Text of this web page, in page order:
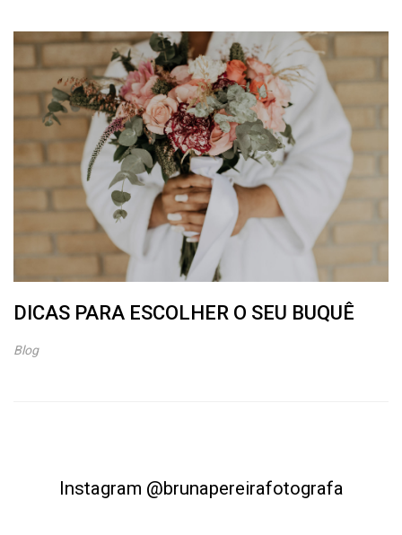
DICAS PARA ESCOLHER O SEU BUQUÊ
Blog
Instagram @brunapereirafotografa